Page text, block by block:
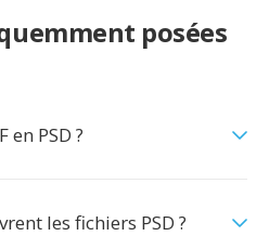
posées
PSD ?
les fichiers PSD ?